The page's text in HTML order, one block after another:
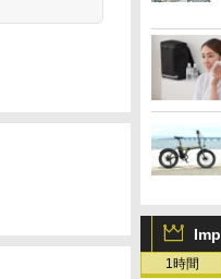
1時間